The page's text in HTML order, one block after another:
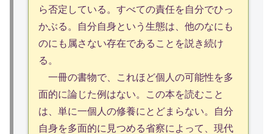
ら否定している。すべての責任を自分でひっ
かぶる。自分自身という生態は、他のなにも
のにも属さない存在であることを説き続け
る。
一冊の書物で、これほど個人の可能性を多
面的に論じた例はない。この本を読むこと
は、単に一個人の修養にとどまらない。自分
自身を多面的に見つめる省察によって、現代